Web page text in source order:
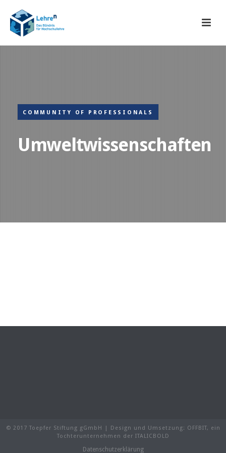
COMMUNITY OF PROFESSIONALS
Umweltwissenschaften
© 2017 Toepfer Stiftung gGmbH | Design und Umsetzung: OFFBIT, ein
Tochterunternehmen der ITALICBOLD
Datenschutzerklärung